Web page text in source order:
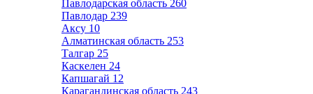
Павлодарская область 260
Павлодар 239
Аксу 10
Алматинская область 253
Талгар 25
Каскелен 24
Капшагай 12
Карагандинская область 243